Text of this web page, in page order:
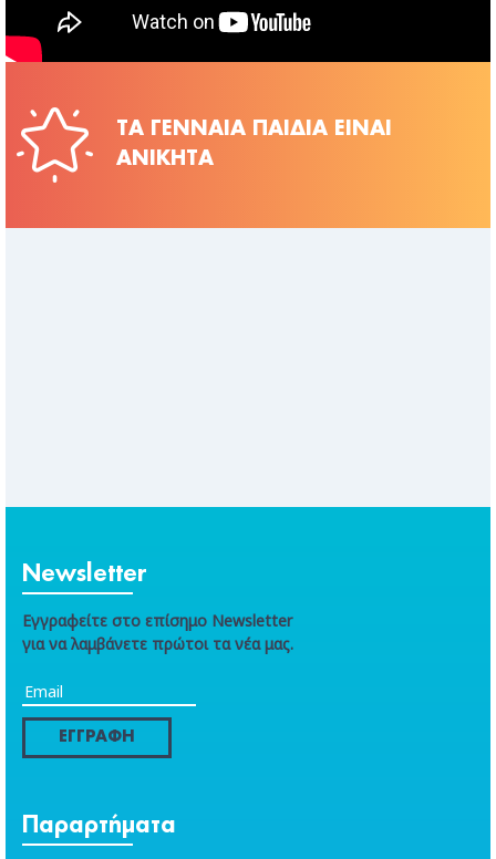
ΤΑ ΓΕΝΝΑΙΑ ΠΑΙΔΙΑ ΕΙΝΑΙ
ΑΝΙΚΗΤΑ
Newsletter
Εγγραφείτε στο επίσημο Newsletter
για να λαμβάνετε πρώτοι τα νέα μας.
ΕΓΓΡΑΦΗ
Παραρτήματα